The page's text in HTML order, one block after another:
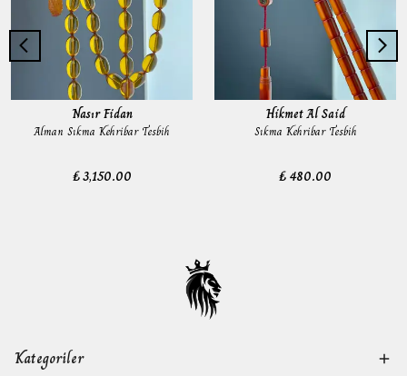
Nasır Fidan
Alman Sıkma Kehribar Tesbih
₺ 3,150.00
Hikmet Al Said
Sıkma Kehribar Tesbih
₺ 480.00
Kategoriler